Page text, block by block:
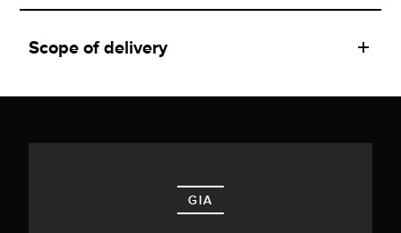
Scope of delivery
GIA